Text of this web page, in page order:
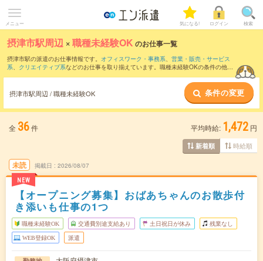
メニュー 気になる! ログイン 検索
摂津市駅周辺 ×職種未経験OK のお仕事一覧
摂津市駅の派遣のお仕事情報です。 オフィスワーク・事務系、 営業・販売・サービス
系、 クリエイティブ系などのお仕事を取り揃えています。職種未経験OKの条件の他
摂津市駅周辺 / 職種未経験OK 条件の変更
全 36件 平均時給: 1,472 円
新着順 時給順
未読
NEW
掲載日 2026/08/07
【オープニング募集】おばあちゃんのお散歩付
き添いも仕事の1つ
職種未経験OK 交通費別途支給あり 土日祝日が休み 残業なし
WEB登録OK 派遣